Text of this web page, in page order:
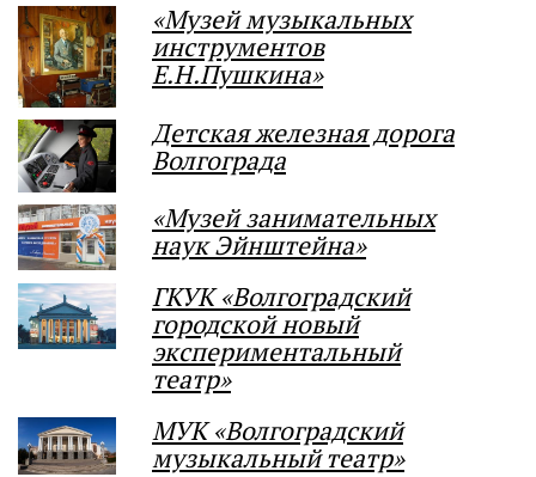
«Музей музыкальных
инструментов
Е.Н.Пушкина»
Детская железная дорога
Волгограда
«Музей занимательных
наук Эйнштейна»
ГКУК «Волгоградский
городской новый
экспериментальный
театр»
МУК «Волгоградский
музыкальный театр»